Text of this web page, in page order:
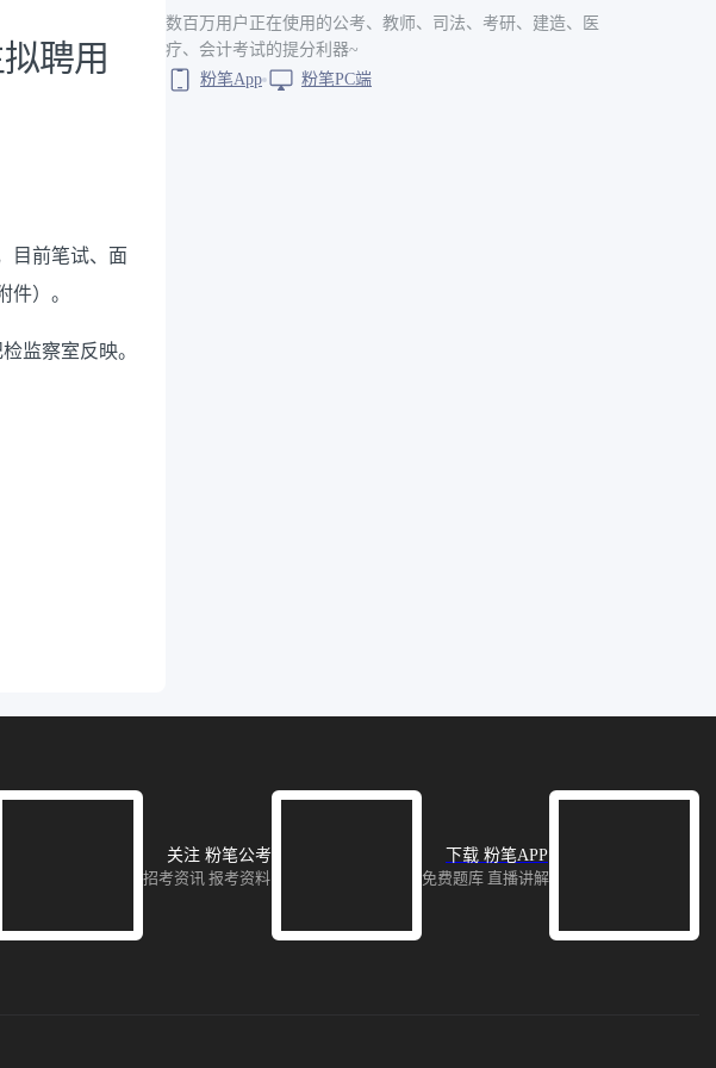
聘用
目前笔试、面
件） 。
监察室反映。
数百万用户正在使用的公考、教师、司法、考研、建造、医
疗、会计考试的提分利器~
粉笔App
粉笔PC端
关注 粉笔公考
招考资讯 报考资料
下载 粉笔APP
免费题库 直播讲解